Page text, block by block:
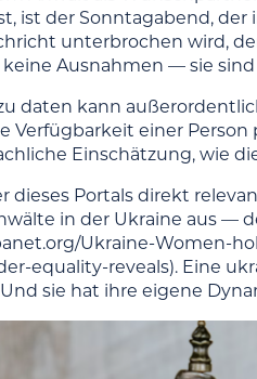
ist der Sonntagabend,
unterbrochen wird,
Ausnahmen — sie
daten kann
Verfügbarkeit einer
Einschätzung, wie
dieses Portals direkt
in der Ukraine aus —
Ukraine-Women-
equality-reveals). Eine
sie hat ihre eigene